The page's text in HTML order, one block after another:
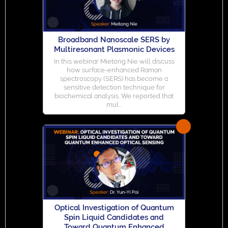
Broadband Nanoscale SERS by
Multiresonant Plasmonic Devices
In this webinar Mietong Nie will discuss
how surface-enhanced Raman
spectroscopy (SERS) has become a
sensitive detection technique for
biochemical analysis. We reported that
mul...
Optical Investigation of Quantum
Spin Liquid Candidates and